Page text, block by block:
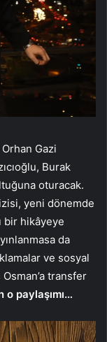
Gazi
Burak
oturacak.
yeni dönemde
bir hikâyeye
da
ve sosyal
transfer
o paylaşımı…